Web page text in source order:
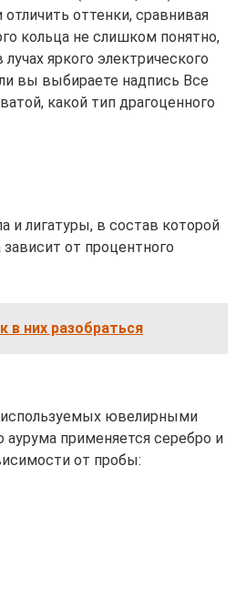
оттенки, сравнивая
кольца не слишком понятно,
яркого электрического
вы выбираете надпись Все
какой тип драгоценного
и лигатуры, в состав которой
от процентного
в них разобраться
используемых ювелирными
применяется серебро и
от пробы: